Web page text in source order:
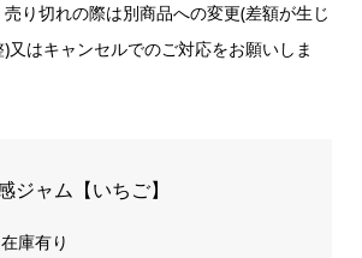
り切れの際は別商品への変更(差額が生じ
又はキャンセルでのご対応をお願いしま
ジャム【いちご】
庫有り